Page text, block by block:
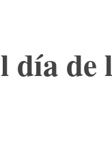
de